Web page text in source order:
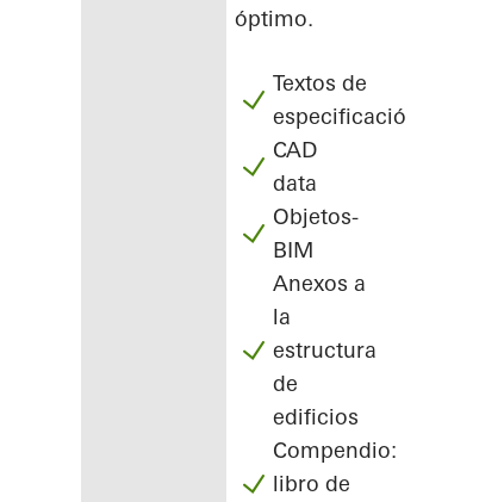
óptimo.
Textos de
especificación
CAD
data
Objetos-
BIM
Anexos a
la
estructura
de
edificios
Compendio:
libro de